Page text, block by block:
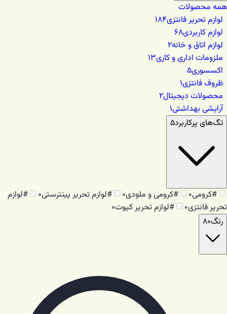
همه محصولات
لوازم تحریر فانتزی۱۸۴
لوازم کاربردی۶۸
لوازم اتاق و خانه۲
ملزومات اداری و کاری۱۳
اکسسوری۵
ظروف فانتزی۱
محصولات دیجیتال۲
آرایشی بهداشتی۱
تگ‌های پرکاربرد۵
#کرومی۰ #کرومی و ملودی۰ #لوازم تحریر پینترستی۰ #لوازم
تحریر فانتزی۰ #لوازم تحریر کیوت۰
رنگ۸۰